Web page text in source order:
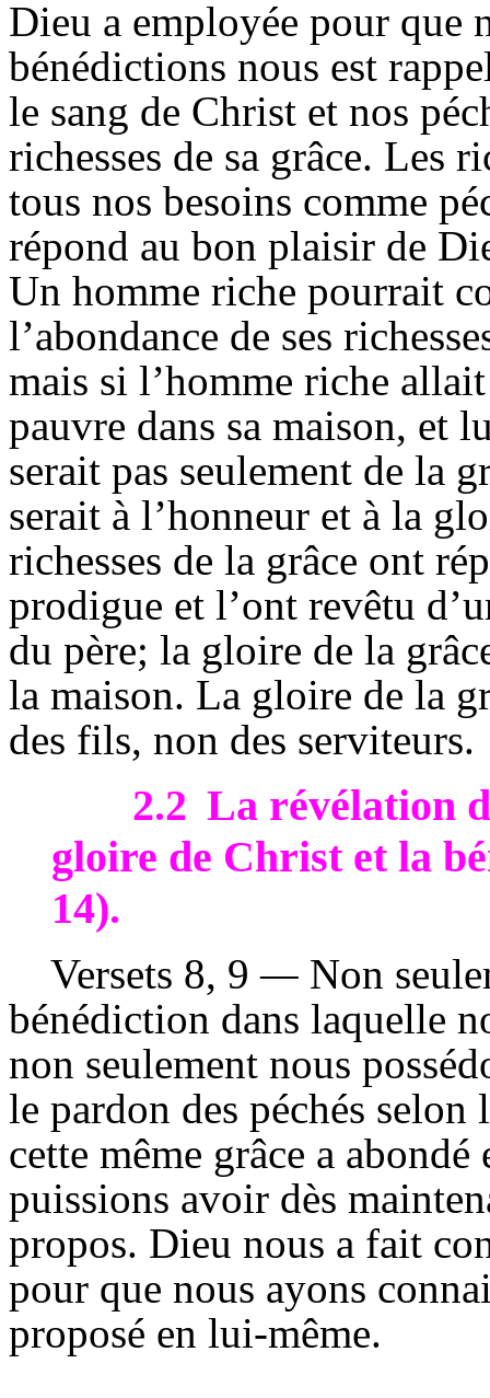
Dieu a employée pour que
bénédictions nous est
le sang de Christ et nos
richesses de sa grâce. Les
tous nos besoins comme
répond au bon plaisir de
Un homme riche pourrait
l’abondance de ses
mais si l’homme riche
pauvre dans sa maison, et
serait pas seulement de la
serait à l’honneur et à la
richesses de la grâce ont
prodigue et l’ont revêtu
du père; la gloire de la
la maison. La gloire de la
des fils, non des serviteurs.
2.2 La révélation
gloire de Christ et la
14).
Versets 8, 9 — Non
bénédiction dans laquelle
non seulement nous
le pardon des péchés selon
cette même grâce a
puissions avoir dès
propos. Dieu nous a fait
pour que nous ayons
proposé en lui-même.